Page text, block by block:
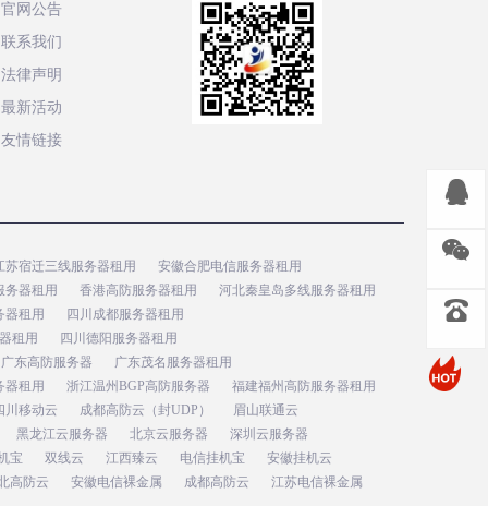
官网公告
联系我们
法律声明
最新活动
友情链接
苏宿迁三线服务器租用
安徽合肥电信服务器租用
务器租用
香港高防服务器租用
河北秦皇岛多线服务器租用
器租用
四川成都服务器租用
租用
四川德阳服务器租用
广东高防服务器
广东茂名服务器租用
器租用
浙江温州BGP高防服务器
福建福州高防服务器租用
川移动云
成都高防云（封UDP）
眉山联通云
黑龙江云服务器
北京云服务器
深圳云服务器
宝
双线云 江西臻云 电信挂机宝
安徽挂机云
高防云
安徽电信裸金属 成都高防云 江苏电信裸金属